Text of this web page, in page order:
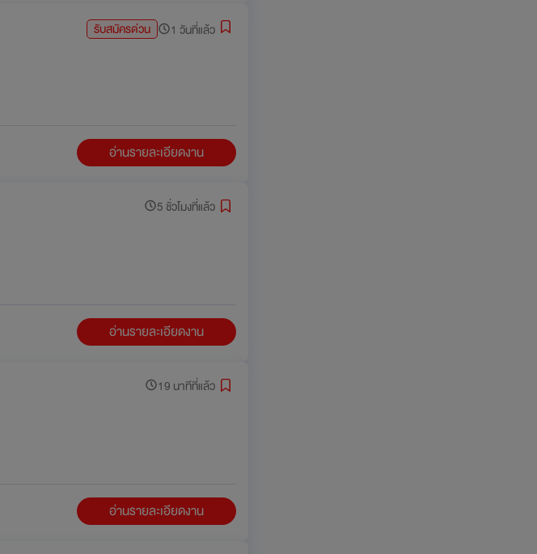
รับสมัครด่วน 1 วันที่แล้ว
อ่านรายละเอียดงาน
5 ชั่วโมงที่แล้ว
อ่านรายละเอียดงาน
19 นาทีที่แล้ว
อ่านรายละเอียดงาน